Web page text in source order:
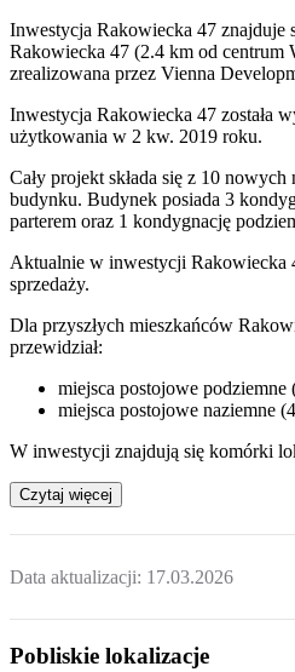
Inwestycja Rakowiecka 47 znajduje
Rakowiecka 47 (2.4 km od centrum
zrealizowana przez Vienna
Inwestycja Rakowiecka 47 została
użytkowania w 2 kw. 2019 roku.
Cały projekt składa się z 10
budynku. Budynek posiada 3
parterem oraz 1 kondygnację
Aktualnie w inwestycji Rakowiecka
sprzedaży.
Dla przyszłych mieszkańców
przewidział:
miejsca postojowe podziemne
miejsca postojowe naziemne
W inwestycji znajdują się komórki
Czytaj więcej
Data aktualizacji: 17.03.2026
Pobliskie lokalizacje